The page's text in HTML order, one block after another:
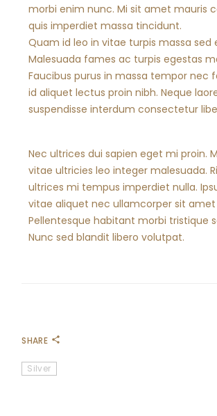
morbi enim nunc. Mi sit amet mauris
quis imperdiet massa tincidunt.
Quam id leo in vitae turpis massa sed
Malesuada fames ac turpis egestas
Faucibus purus in massa tempor nec
id aliquet lectus proin nibh. Neque
suspendisse interdum consectetur
Nec ultrices dui sapien eget mi proin.
vitae ultricies leo integer malesuada.
ultrices mi tempus imperdiet nulla.
vitae aliquet nec ullamcorper sit amet
Pellentesque habitant morbi tristique
Nunc sed blandit libero volutpat.
SHARE
Silver